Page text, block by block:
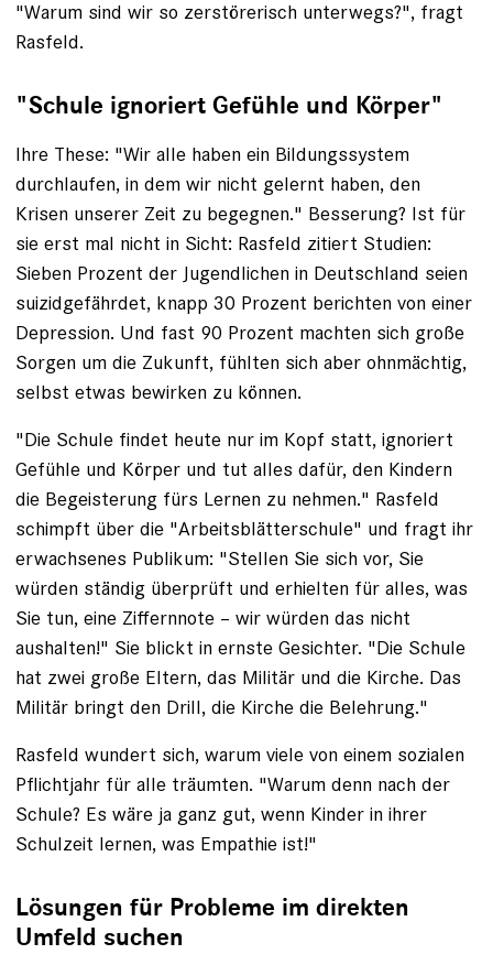
"Warum sind wir so zerstörerisch ­unterwegs?", fragt
Rasfeld.
"Schule ignoriert Gefühle und Körper"
Ihre These: "Wir alle haben ein Bildungs­system
durchlaufen, in dem wir nicht gelernt haben, den
Krisen ­unserer Zeit zu begegnen." Besserung? Ist für
sie erst mal nicht in Sicht: Rasfeld zitiert Studien:
Sieben Prozent der Jugendlichen in Deutschland seien
suizid­gefährdet, knapp 30 Prozent berichten von einer
Depression. Und fast 90 Prozent machten sich große
Sorgen um die Zukunft, fühlten sich aber ohnmächtig,
selbst etwas bewirken zu können.
"Die Schule findet heute nur im Kopf statt, ignoriert
Gefühle und Körper und tut alles dafür, den Kindern
die Begeisterung fürs ­Lernen zu nehmen." Rasfeld
schimpft über die "Arbeitsblätterschule" und fragt ihr
erwachsenes Publikum: "Stellen Sie sich vor, Sie
würden ­ständig überprüft und erhielten für alles, was
Sie tun, eine Ziffernnote – wir ­würden das nicht
aushalten!" Sie blickt in ernste Gesichter. "Die Schule
hat zwei große Eltern, das Militär und die Kirche. Das
Militär bringt den Drill, die Kirche die Belehrung."
Rasfeld wundert sich, warum viele von einem sozialen
Pflichtjahr für alle träumten. ­"Warum denn nach der
Schule? Es wäre ja ganz gut, wenn Kinder in ihrer
Schulzeit lernen, was Empathie ist!"
Lösungen für Probleme im direkten
Umfeld suchen